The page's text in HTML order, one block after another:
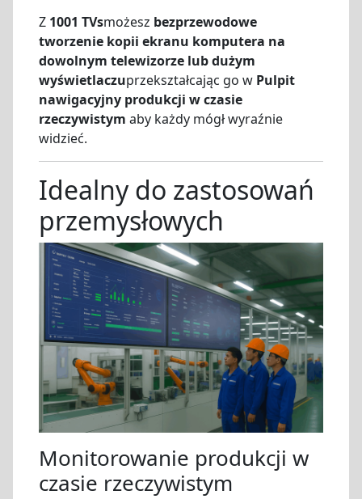
Z 1001 TVsmożesz bezprzewodowe
tworzenie kopii ekranu komputera na
dowolnym telewizorze lub dużym
wyświetlaczuprzekształcając go w Pulpit
nawigacyjny produkcji w czasie
rzeczywistym aby każdy mógł wyraźnie
widzieć.
Idealny do zastosowań
przemysłowych
Monitorowanie produkcji w
czasie rzeczywistym